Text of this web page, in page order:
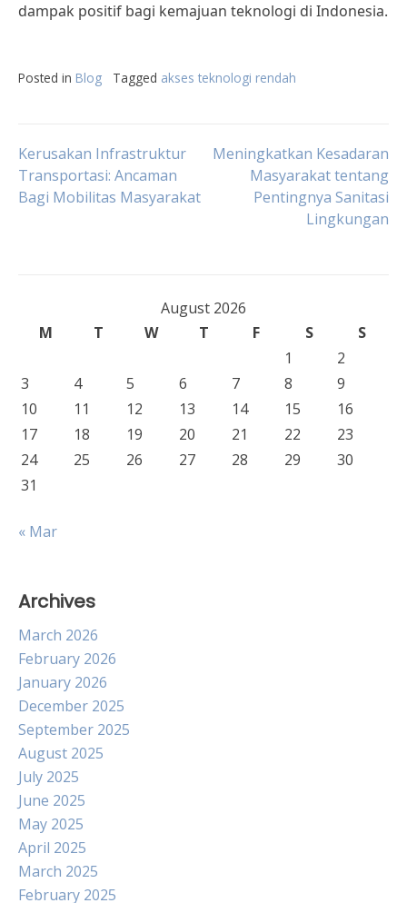
dampak positif bagi kemajuan teknologi di Indonesia.
Posted in Blog Tagged akses teknologi rendah
Post
navigation
Kerusakan Infrastruktur
Transportasi: Ancaman
Bagi Mobilitas Masyarakat
Meningkatkan Kesadaran
Masyarakat tentang
Pentingnya Sanitasi
Lingkungan
August 2026
M
T W T F S
S
1
2
3
4 5 6 7 8
9
10
11 12 13 14 15
16
17
18 19 20 21 22
23
24
25 26 27 28 29
30
31
« Mar
Archives
March 2026
February 2026
January 2026
December 2025
September 2025
August 2025
July 2025
June 2025
May 2025
April 2025
March 2025
February 2025